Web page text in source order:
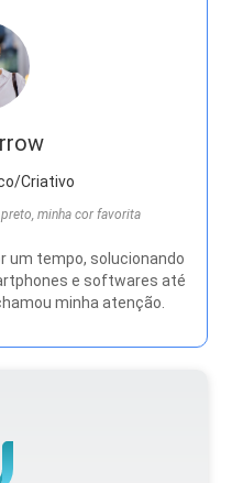
Criativo
minha cor favorita
um tempo, solucionando
e softwares até
minha atenção.